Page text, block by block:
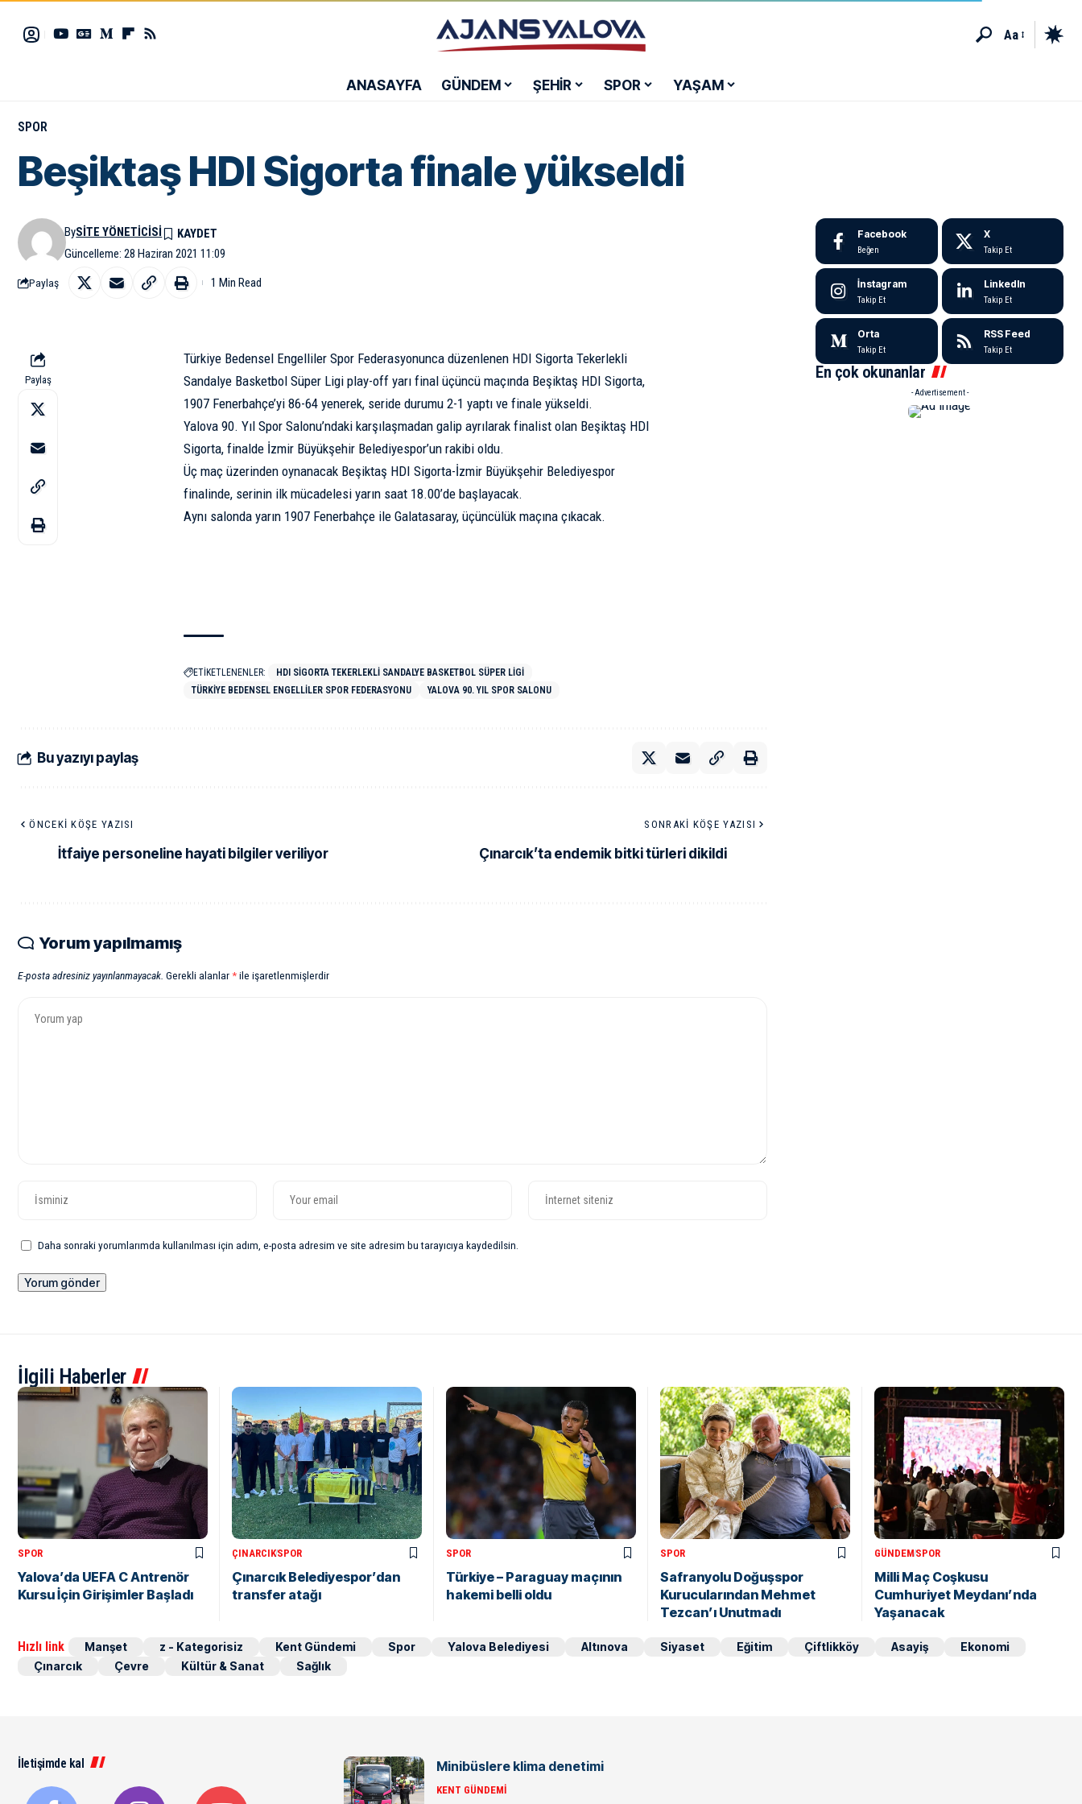
Aa
ANASAYFA GÜNDEM ŞEHİR SPOR YAŞAM
SPOR
Beşiktaş HDI Sigorta finale yükseldi
Güncelleme: 28 Haziran 2021 11:09
BySITE YÖNETICISI
Paylaş 1 Min Read
Paylaş
Türkiye Bedensel Engelliler Spor Federasyonunca düzenlenen HDI Sigorta Tekerlekli
Sandalye Basketbol Süper Ligi play-off yarı final üçüncü maçında Beşiktaş HDI Sigorta,
1907 Fenerbahçe’yi 86-64 yenerek, seride durumu 2-1 yaptı ve finale yükseldi.
Yalova 90. Yıl Spor Salonu’ndaki karşılaşmadan galip ayrılarak finalist olan Beşiktaş HDI
Sigorta, finalde İzmir Büyükşehir Belediyespor’un rakibi oldu.
Üç maç üzerinden oynanacak Beşiktaş HDI Sigorta-İzmir Büyükşehir Belediyespor
finalinde, serinin ilk mücadelesi yarın saat 18.00’de başlayacak.
Aynı salonda yarın 1907 Fenerbahçe ile Galatasaray, üçüncülük maçına çıkacak.
ETİKETLENENLER:
HDI SIGORTA TEKERLEKLI SANDALYE BASKETBOL SÜPER LIGI
TÜRKIYE BEDENSEL ENGELLILER SPOR FEDERASYONU
YALOVA 90. YIL SPOR SALONU
Bu yazıyı paylaş
ÖNCEKI KÖŞE YAZISI
İtfaiye personeline hayati bilgiler veriliyor
SONRAKI KÖŞE YAZISI
Çınarcık’ta endemik bitki türleri dikildi
Yorum yapılmamış
E-posta adresiniz yayınlanmayacak. Gerekli alanlar*ile işaretlenmişlerdir
Daha sonraki yorumlarımda kullanılması için adım, e-posta adresim ve site adresim bu tarayıcıya kaydedilsin.
Facebook
Beğen
X
Takip Et
İnstagram
Takip Et
LinkedIn
Takip Et
Orta
Takip Et
RSS Feed
Takip Et
En çok okunanlar
- Advertisement -
İlgili Haberler
SPOR
Yalova’da UEFA C Antrenör
Kursu İçin Girişimler Başladı
ÇINARCIKSPOR
Çınarcık Belediyespor’dan
transfer atağı
SPOR
Türkiye – Paraguay maçının
hakemi belli oldu
SPOR
Safranyolu Doğuşspor
Kurucularından Mehmet
Tezcan’ı Unutmadı
GÜNDEMSPOR
Milli Maç Coşkusu
Cumhuriyet Meydanı’nda
Yaşanacak
Hızlı link Manşet z - Kategorisiz Kent Gündemi Spor Yalova Belediyesi Altınova Siyaset Eğitim Çiftlikköy Asayiş
Ekonomi
Çınarcık
Çevre Kültür & Sanat Sağlık
İletişimde kal Minibüslere klima denetimi
KENT GÜNDEMI